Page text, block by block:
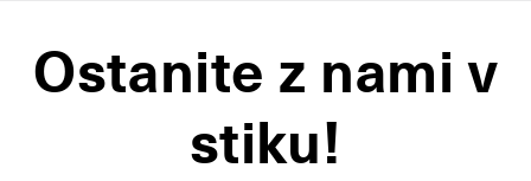
Ostanite z nami v
stiku!